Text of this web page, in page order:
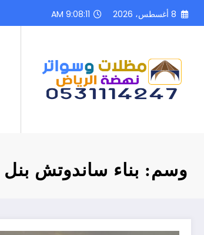
التجاوز
8 أغسطس، 2026 9:08:12 AM
وسم: بناء ساندوتش بنل